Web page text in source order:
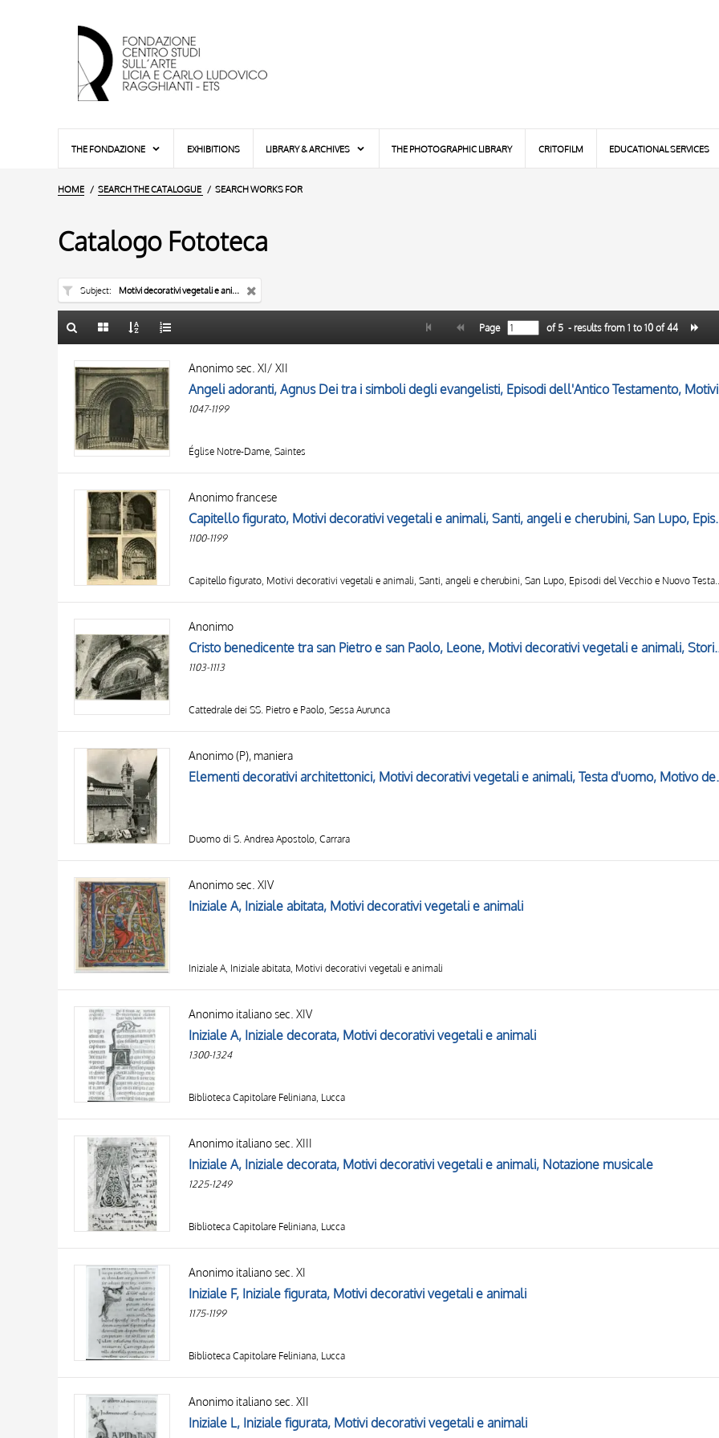
THE FONDAZIONE EXHIBITIONS LIBRARY & ARCHIVES THE PHOTOGRAPHIC LIBRARY CRITOFILM EDUCATIONAL SERVICES
HOME SEARCH THE CATALOGUE SEARCH WORKS FOR
Catalogo Fototeca
Subject Motivi decorativi vegetali e animali
AUTHOR
OBJECT
LOCATION
DATE
10 RESULTS
20 RESULTS
Page of5 - results from 1 to 10of44
Anonimo sec. XI/ XII
1047-1199
Église Notre-Dame, Saintes
Anonimo francese
Capitello figurato, Motivi decorativi vegetali e animali,
1100-1199
Capitello figurato, Motivi decorativi vegetali e animali, Santi, angeli
Anonimo
Cristo benedicente tra san
1103-1113
Cattedrale dei SS. Pietro e Paolo, Sessa Aurunca
Anonimo (P), maniera
Elementi decorativi
Duomo di S. Andrea Apostolo, Carrara
Anonimo sec. XIV
Iniziale A, Iniziale abitata, Motivi decorativi vegetali e animali
Iniziale A, Iniziale abitata, Motivi decorativi vegetali e animali
Anonimo italiano sec. XIV
Iniziale A, Iniziale decorata, Motivi decorativi vegetali e animali
1300-1324
Biblioteca Capitolare Feliniana, Lucca
Anonimo italiano sec. XIII
Iniziale A, Iniziale decorata, Motivi decorativi vegetali e animali, Notazione musicale
1225-1249
Biblioteca Capitolare Feliniana, Lucca
Anonimo italiano sec. XI
Iniziale F, Iniziale figurata, Motivi decorativi vegetali e animali
1175-1199
Biblioteca Capitolare Feliniana, Lucca
Anonimo italiano sec. XII
Iniziale L, Iniziale figurata, Motivi decorativi vegetali e animali